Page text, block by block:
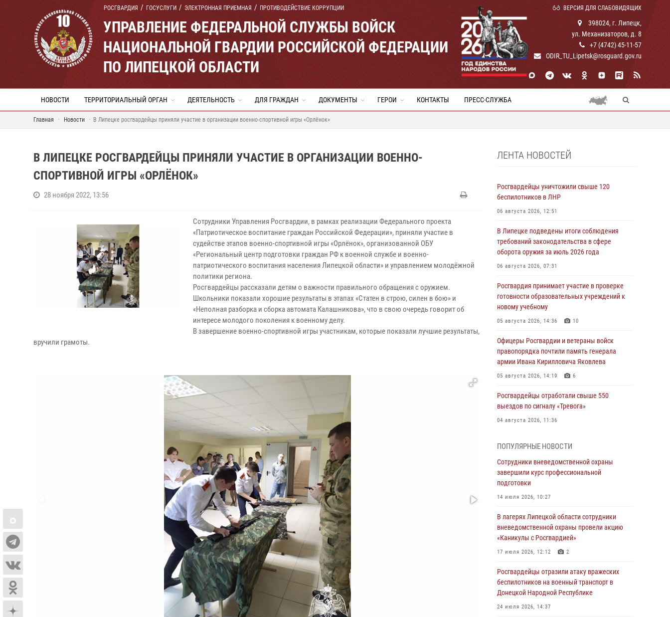
РОСГВАРДИЯ ГОСУСЛУГИ ЭЛЕКТРОННАЯ ПРИЕМНАЯ ПРОТИВОДЕЙСТВИЕ КОРРУПЦИИ ВЕРСИЯ ДЛЯ СЛАБОВИДЯЩИХ
УПРАВЛЕНИЕ ФЕДЕРАЛЬНОЙ СЛУЖБЫ ВОЙСК
НАЦИОНАЛЬНОЙ ГВАРДИИ РОССИЙСКОЙ ФЕДЕРАЦИИ
ПО ЛИПЕЦКОЙ ОБЛАСТИ
398024, г. Липецк,
ул. Механизаторов, д. 8
+7 (4742) 45-11-57
ODIR_TU_Lipetsk@rosguard.gov.ru
НОВОСТИ ТЕРРИТОРИАЛЬНЫЙ ОРГАН ДЕЯТЕЛЬНОСТЬ ДЛЯ ГРАЖДАН ДОКУМЕНТЫ ГЕРОИ КОНТАКТЫ ПРЕСС-СЛУЖБА
Главная Новости В Липецке росгвардейцы приняли участие в организации военно-спортивной игры «Орлёнок»
В ЛИПЕЦКЕ РОСГВАРДЕЙЦЫ ПРИНЯЛИ УЧАСТИЕ В ОРГАНИЗАЦИИ ВОЕННО-
СПОРТИВНОЙ ИГРЫ «ОРЛЁНОК»
28 ноября 2022, 13:56
Сотрудники Управления Росгвардии, в рамках реализации Федерального проекта
«Патриотическое воспитание граждан Российской Федерации», приняли участие в
судействе этапов военно-спортивной игры «Орлёнок», организованной ОБУ
«Региональный центр подготовки граждан РФ к военной службе и военно-
патриотического воспитания населения Липецкой области» и управлением молодёжной
политики региона.
Росгвардейцы рассказали детям о важности правильного обращения с оружием.
Школьники показали хорошие результаты в этапах «Статен в строю, силен в бою» и
«Неполная разборка и сборка автомата Калашникова», что в свою очередь говорит об
интересе молодого поколения к военному делу.
В завершение военно-спортивной игры участникам, которые показали лучшие результаты,
вручили грамоты.
ЛЕНТА НОВОСТЕЙ
Росгвардейцы уничтожили свыше 120
беспилотников в ЛНР
06 августа 2026, 12:51
В Липецке подведены итоги соблюдения
требований законодательства в сфере
оборота оружия за июль 2026 года
06 августа 2026, 07:31
Росгвардия принимает участие в проверке
готовности образовательных учреждений к
новому учебному
05 августа 2026, 14:36 10
Офицеры Росгвардии и ветераны войск
правопорядка почтили память генерала
армии Ивана Кирилловича Яковлева
05 августа 2026, 14:19 6
Росгвардейцы отработали свыше 550
выездов по сигналу «Тревога»
04 августа 2026, 11:36
ударные и разведывательные беспилотники
ВСУ
04 августа 2026, 09:05
Росгвардия обеспечила безопасность
Липецке
03 августа 2026, 13:43 1
Росгвардейцы обеспечили безопасность
03 августа 2026, 13:41 1
Росгвардия противодействует БПЛА ВСУ на
южном направлении (видео)
ПОПУЛЯРНЫЕ НОВОСТИ
Сотрудники вневедомственной охраны
завершили курс профессиональной
подготовки
14 июля 2026, 10:27
В лагерях Липецкой области сотрудники
вневедомственной охраны провели акцию
«Каникулы с Росгвардией»
17 июля 2026, 12:12 2
Росгвардейцы отразили атаку вражеских
беспилотников на военный транспорт в
Донецкой Народной Республике
24 июля 2026, 14:37